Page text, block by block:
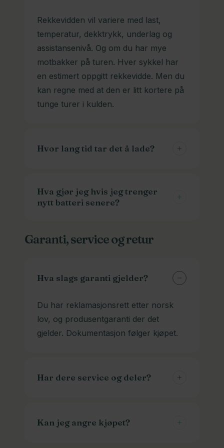
Rekkevidden vil variere med last,
temperatur, dekktrykk, underlag og
assistansenivå. Og om du har mye
motbakker på turen. Hver sykkel har
en estimert oppgitt rekkevidde. Men du
kan regne med at den er litt kortere på
tunge turer i kulden.
Hvor lang tid tar det å lade?
Men det varierer også med
batteristørrelse og ladetypen. Vi har
batteriet også.
Hva gjør jeg hvis jeg trenger
nytt batteri senere?
veldig mange modeller. Ta kontakt med
og kontakten. Det skal mye til for at vi
ikke har et som passer.
Garanti, service og retur
Hva slags garanti gjelder?
Du har reklamasjonsrett etter norsk
lov, og produsentgaranti der det
gjelder. Dokumentasjon følger kjøpet.
Har dere service og deler?
kan skaffe deler som trengs. Vi hjelper
Kan jeg angre kjøpet?